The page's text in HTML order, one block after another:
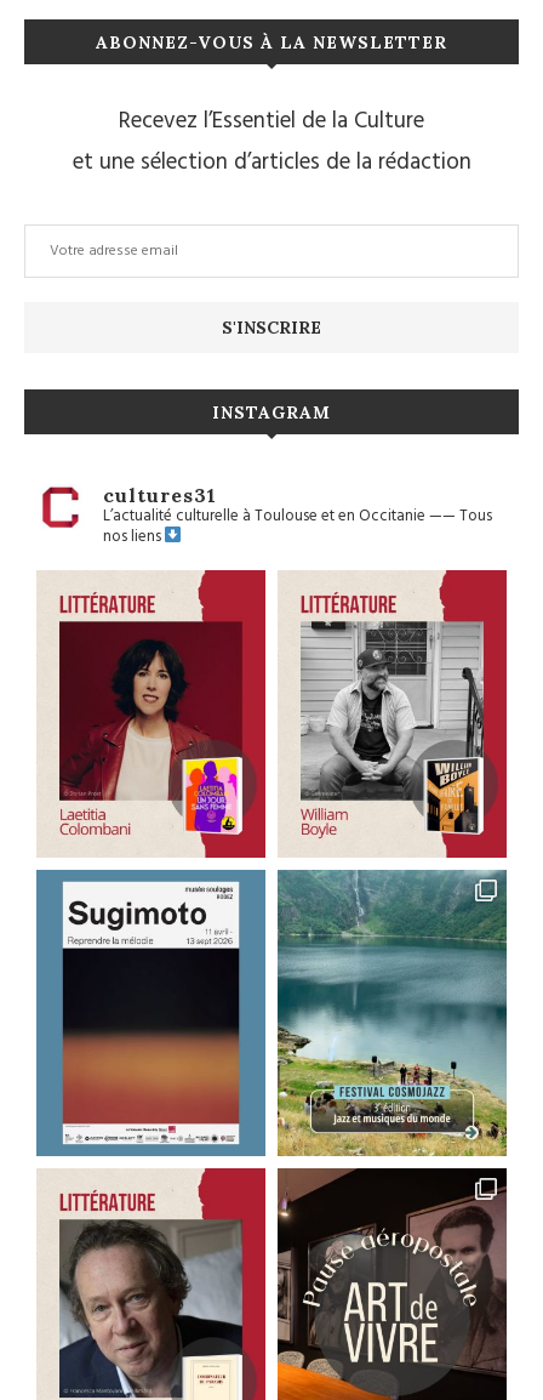
ABONNEZ-VOUS À LA NEWSLETTER
Recevez l’Essentiel de la Culture
et une sélection d’articles de la rédaction
INSTAGRAM
cultures31
L’actualité culturelle à Toulouse et en Occitanie——Tous
nos liens